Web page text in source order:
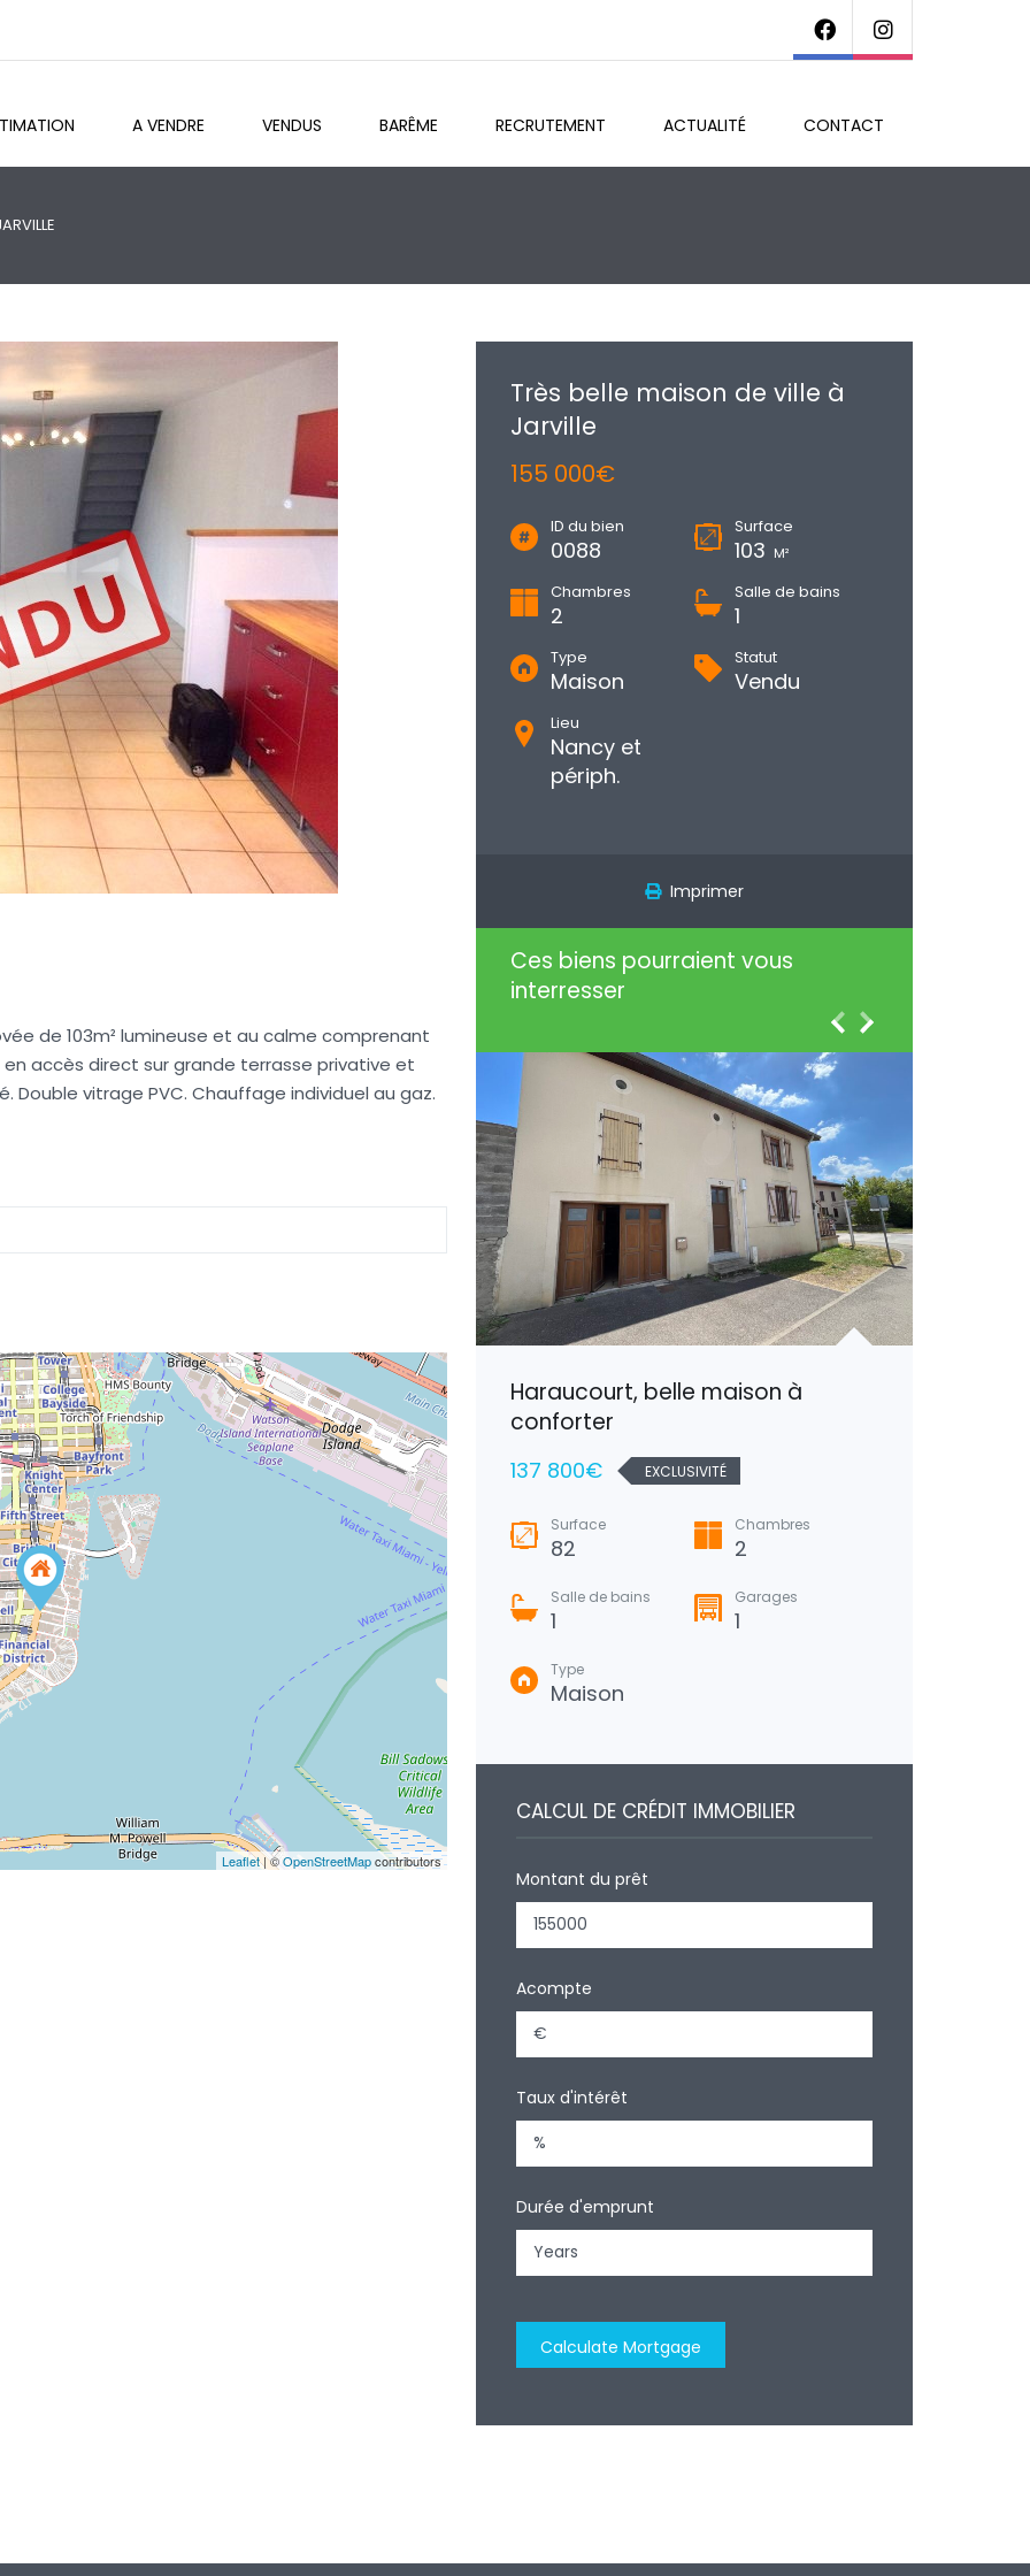
A VENDRE VENDUS BARÊME RECRUTEMENT ACTUALITÉ CONTACT
Très belle maison de ville à
Jarville
155 000€
ID du bien
0088
Surface
103 M²
Chambres
2
Salle de bains
1
Type
Maison
Statut
Vendu
Lieu
Nancy et
périph.
Imprimer
de 103m² lumineuse et au calme comprenant
accès direct sur grande terrasse privative et
Double vitrage PVC. Chauffage individuel au gaz.
Leaflet| ©OpenStreetMapcontributors
Ces biens pourraient vous
interresser
Villers-en-Haye, Spacieuse
Maison
190 800€ EXCLUSIVITÉ
Surface
171M²
Chambres
Haraucourt, belle maison à
conforter
137 800€ EXCLUSIVITÉ
Surface
82
Chambres
2
Salle de bains
1
Garages
1
Type
Maison
CALCUL DE CRÉDIT IMMOBILIER
Montant du prêt
Acompte
Taux d'intérêt
Durée d'emprunt